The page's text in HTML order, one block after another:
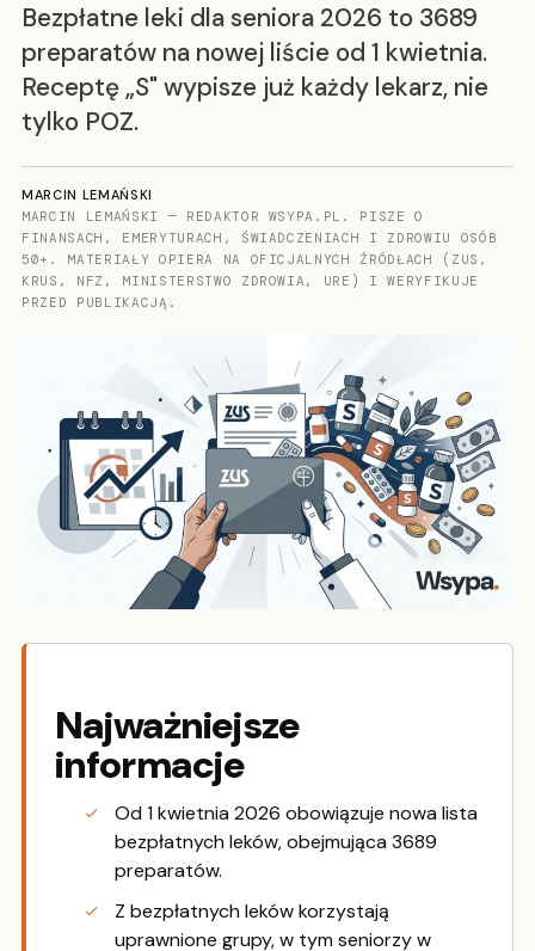
Bezpłatne leki dla seniora 2026 to 3689
preparatów na nowej liście od 1 kwietnia.
Receptę „S" wypisze już każdy lekarz, nie
tylko POZ.
MARCIN LEMAŃSKI
MARCIN LEMAŃSKI — REDAKTOR WSYPA.PL. PISZE O
FINANSACH, EMERYTURACH, ŚWIADCZENIACH I ZDROWIU OSÓB
50+. MATERIAŁY OPIERA NA OFICJALNYCH ŹRÓDŁACH (ZUS,
KRUS, NFZ, MINISTERSTWO ZDROWIA, URE) I WERYFIKUJE
PRZED PUBLIKACJĄ.
Najważniejsze
informacje
Od 1 kwietnia 2026 obowiązuje nowa lista
bezpłatnych leków, obejmująca 3689
preparatów.
Z bezpłatnych leków korzystają
uprawnione grupy, w tym seniorzy w